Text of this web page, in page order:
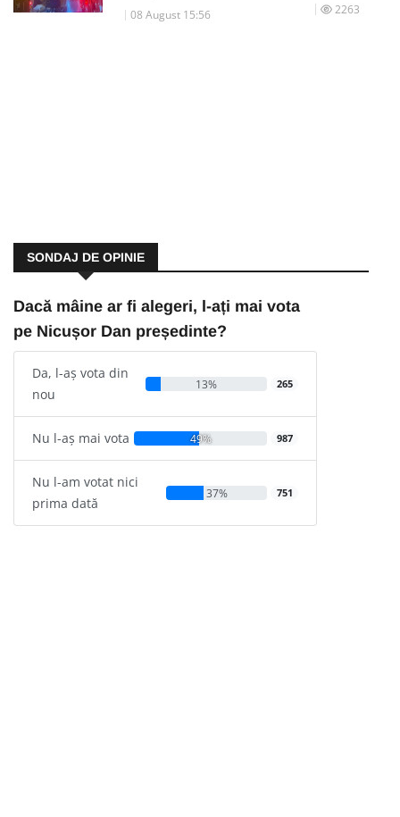
08 August 15:56 2263
SONDAJ DE OPINIE
Dacă mâine ar fi alegeri, l-ați mai vota
pe Nicușor Dan președinte?
Da, l-aș vota din
nou
13% 265
Nu l-aș mai vota 49% 987
Nu l-am votat nici
prima dată
37% 751